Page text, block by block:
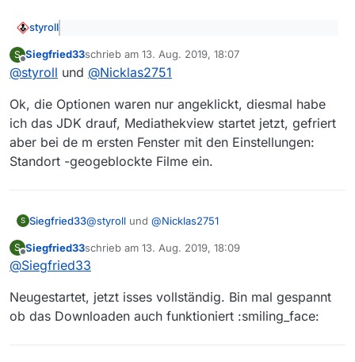
styroll
https://forum.mediathekview.de/topic/2644/java-11
Ja, vielleicht klappt es ja beim 2. Mal (mit dem Lesen)…
S
Offline
Siegfried33schrieb am 13. Aug. 2019, 18:07
zuletzt editiert von
@styroll und @Nicklas2751
Ok, die Optionen waren nur angeklickt, diesmal habe
ich das JDK drauf, Mediathekview startet jetzt, gefriert
aber bei de m ersten Fenster mit den Einstellungen:
Standort -geogeblockte Filme ein.
S Siegfried33@styroll und @Nicklas2751
Ok, die Optionen waren nur angeklickt, diesmal
habe ich das JDK drauf, Mediathekview startet
Einstellungen: Standort -geogeblockte Filme ein.
S
Offline
Siegfried33schrieb am 13. Aug. 2019, 18:09
zuletzt editiert von
@Siegfried33
Neugestartet, jetzt isses vollständig. Bin mal gespannt
ob das Downloaden auch funktioniert :smiling_face: